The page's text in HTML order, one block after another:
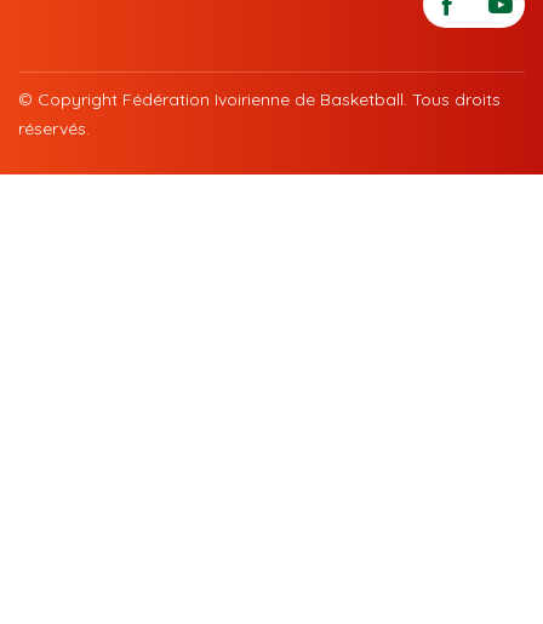
© Copyright Fédération Ivoirienne de Basketball. Tous droits
réservés.